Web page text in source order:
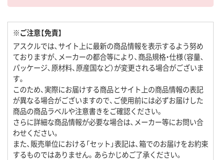
※ご注意【免責】
アスクルでは、サイト上に最新の商品情報を表示するよう努め
ておりますが、メーカーの都合等により、商品規格・仕様（容量、
パッケージ、原材料、原産国など）が変更される場合がございま
す。
このため、実際にお届けする商品とサイト上の商品情報の表記
が異なる場合がございますので、ご使用前には必ずお届けした
商品の商品ラベルや注意書きをご確認ください。
さらに詳細な商品情報が必要な場合は、メーカー等にお問い合
わせください。
また、販売単位における「セット」表記は、箱でのお届けをお約束
するものではありません。あらかじめご了承ください。